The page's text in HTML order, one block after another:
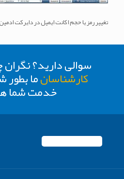
تغییر رمز یا حجم اکانت ایمیل در دایرکت ادمین
سوالی دارید؟
کارشناسانما بطور
خدمت شما